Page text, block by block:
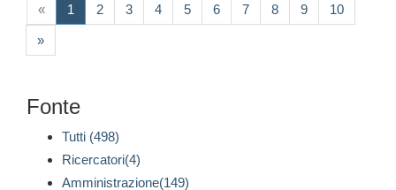
« 1 (current)
2 3 4 5 6 7 8 9 10
»
Fonte
Tutti (498)
Ricercatori(4)
Amministrazione(149)